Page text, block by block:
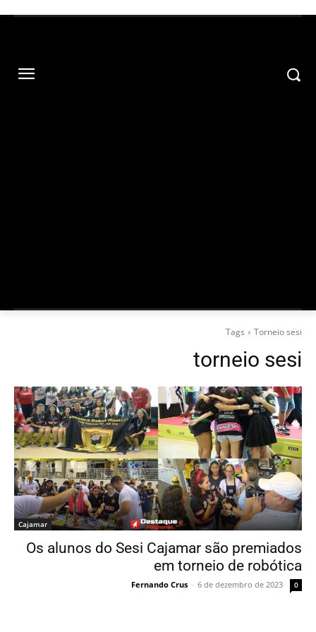
Tags Torneio sesi
torneio sesi
Cajamar
Os alunos do Sesi Cajamar são premiados
em torneio de robótica
Fernando Crus - 6 de dezembro de 2023 0